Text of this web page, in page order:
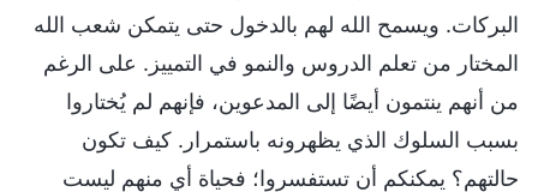
البركات. ويسمح الله لهم بالدخول حتى يتمكن شعب الله
المختار من تعلم الدروس والنمو في التمييز. على الرغم
من أنهم ينتمون أيضًا إلى المدعوين، فإنهم لم يُختاروا
بسبب السلوك الذي يظهرونه باستمرار. كيف تكون
حالتهم؟ يمكنكم أن تستفسروا؛ فحياة أي منهم ليست